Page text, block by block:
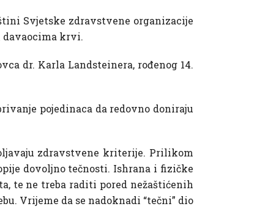
Svjetske zdravstvene organizacije
davaocima krvi.
dr. Karla Landsteinera, rođenog 14.
pojedinaca da redovno doniraju
zdravstvene kriterije. Prilikom
dovoljno tečnosti. Ishrana i fizičke
te ne treba raditi pored nežaštićenih
Vrijeme da se nadoknadi “tečni” dio